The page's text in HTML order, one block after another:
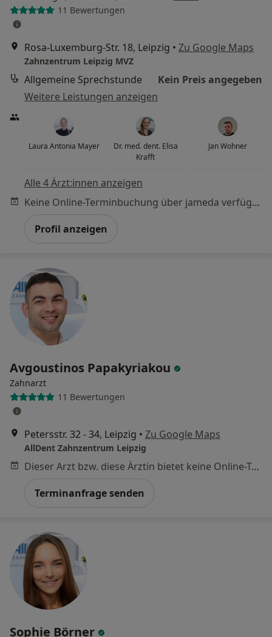
11 Bewertungen
Rosa-Luxemburg-Str. 18, Leipzig • Zu Google Maps
Zahnzentrum Leipzig MVZ
Allgemeine Sprechstunde
Kein Preis angegeben
Weitere Leistungen anzeigen
Laura Antonia Mayer
Dr. med. dent. Elisa
Krafft
Jan Wohner
Alle 4 Ärzt:innen anzeigen
Keine Online-Terminbuchung über jameda verfügbar
Profil anzeigen
Avgoustinos Papakyriakou
Zahnarzt
11 Bewertungen
Petersstr. 32 - 34, Leipzig • Zu Google Maps
AllDent Zahnzentrum Leipzig
Dieser Arzt bzw. diese Ärztin bietet keine Online-Terminbuchung an diesem Standort an.
Terminanfrage senden
Sophie Börner